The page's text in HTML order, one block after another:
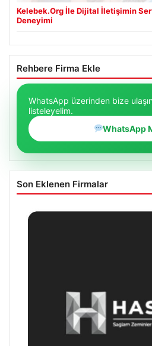
Kelebek.Org İle Dijital İletişimin
Deneyimi
Rehbere Firma Ekle
WhatsApp üzerinden bize
listeleyelim.
WhatsApp
Son Eklenen Firmalar